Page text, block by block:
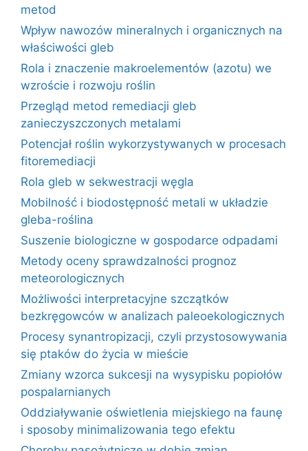
metod
Wpływ nawozów mineralnych i organicznych na
właściwości gleb
Rola i znaczenie makroelementów (azotu) we
wzroście i rozwoju roślin
Przegląd metod remediacji gleb
zanieczyszczonych metalami
Potencjał roślin wykorzystywanych w procesach
fitoremediacji
Rola gleb w sekwestracji węgla
Mobilność i biodostępność metali w układzie
gleba-roślina
Suszenie biologiczne w gospodarce odpadami
Metody oceny sprawdzalności prognoz
meteorologicznych
Możliwości interpretacyjne szczątków
bezkręgowców w analizach paleoekologicznych
Procesy synantropizacji, czyli przystosowywania
się ptaków do życia w mieście
Zmiany wzorca sukcesji na wysypisku popiołów
pospalarnianych
Oddziaływanie oświetlenia miejskiego na faunę
i sposoby minimalizowania tego efektu